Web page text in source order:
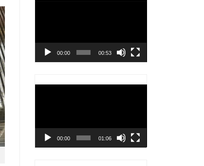
00:00 00:53
00:00 01:06